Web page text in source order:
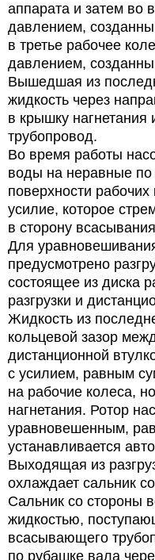
аппарата и затем во
давлением,
в третье рабочее
давлением,
Вышедшая из
жидкость через
в крышку нагнетания
трубопровод.
Во время работы
воды на неравные
поверхности рабочих
усилие, которое
в сторону
Для
предусмотрено
состоящее из диска
разгрузки и
Жидкость из
кольцевой зазор
дистанционной
с усилием, равным
на рабочие колеса,
нагнетания. Ротор
уравновешенным,
устанавливается
Выходящая из
охлаждает сальник
Сальник со стороны
жидкостью,
всасывающего
по рубашке вала